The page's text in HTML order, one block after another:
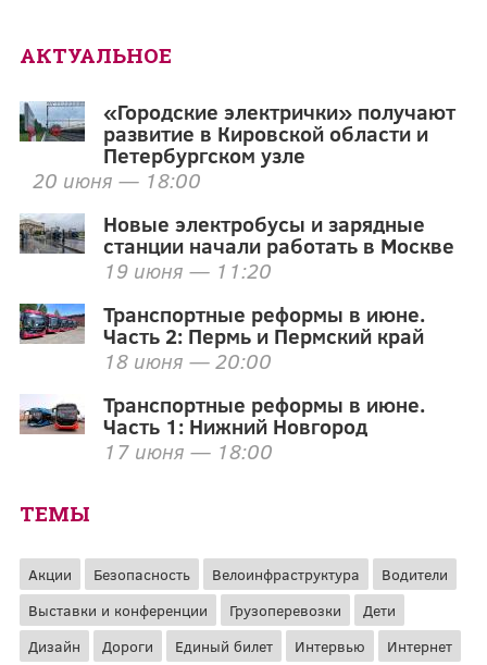
АКТУАЛЬНОЕ
«Городские электрички» получают
развитие в Кировской области и
Петербургском узле
20 июня — 18:00
Новые электробусы и зарядные
станции начали работать в Москве
19 июня — 11:20
Транспортные реформы в июне.
Часть 2: Пермь и Пермский край
18 июня — 20:00
Транспортные реформы в июне.
Часть 1: Нижний Новгород
17 июня — 18:00
ТЕМЫ
Акции Безопасность Велоинфраструктура
Водители
Выставки и конференции
Грузоперевозки
Дети
Дизайн
Дороги Единый билет Интервью Интернет